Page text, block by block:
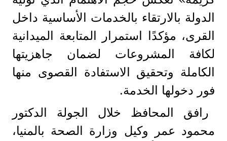
الدولة بالارتقاء بالخدمات الأساسية داخل
القرى، مؤكدًا استمرار المتابعة الميدانية
لكافة المشروعات لضمان جاهزيتها
الكاملة وتحقيق الاستفادة القصوى منها
فور دخولها الخدمة.
رافق المحافظ خلال الجولة الدكتور
محمود عمر وكيل وزارة الصحة بالمنيا،